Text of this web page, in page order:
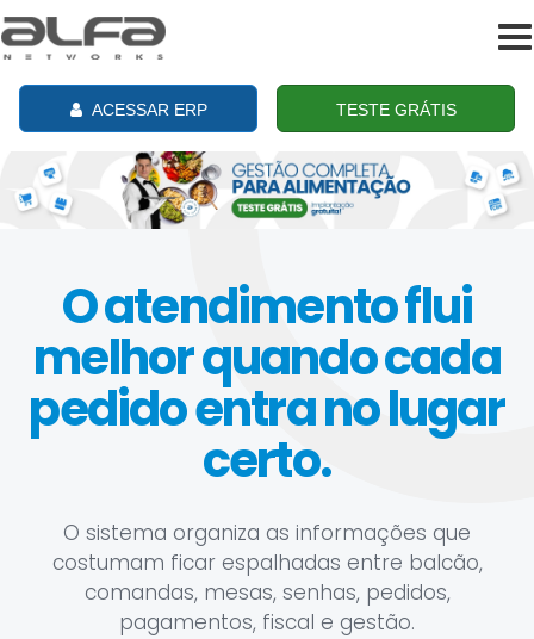
ACESSAR ERP TESTE GRÁTIS
O atendimento flui
melhor quando cada
pedido entra no lugar
certo.
O sistema organiza as informações que
costumam ficar espalhadas entre balcão,
comandas, mesas, senhas, pedidos,
pagamentos, fiscal e gestão.